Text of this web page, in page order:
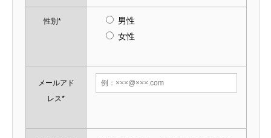
性別*
男性
女性
メールアド
レス*